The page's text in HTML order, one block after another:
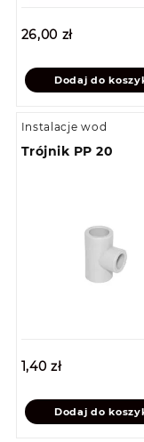
26,00 zł
Dodaj do
Instalacje wod
Trójnik PP 20
1,40 zł
Dodaj do